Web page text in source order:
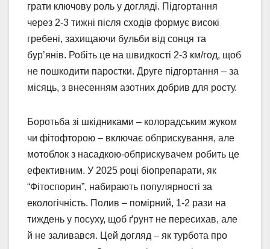
грати ключову роль у догляді. Підгортання
через 2-3 тижні після сходів формує високі
гребені, захищаючи бульби від сонця та
бур’янів. Робіть це на швидкості 2-3 км/год, щоб
не пошкодити паростки. Друге підгортання – за
місяць, з внесенням азотних добрив для росту.
Боротьба зі шкідниками – колорадським жуком
чи фітофторою – включає обприскування, але
мотоблок з насадкою-обприскувачем робить це
ефективним. У 2025 році біопрепарати, як
“Фітоспорин”, набирають популярності за
екологічність. Полив – помірний, 1-2 рази на
тиждень у посуху, щоб ґрунт не пересихав, але
й не заливався. Цей догляд – як турбота про